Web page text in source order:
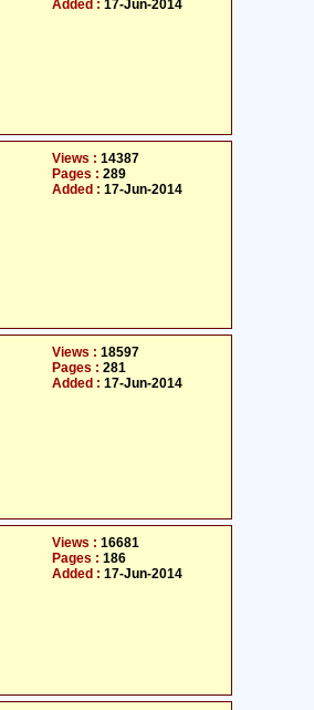
Added : 17-Jun-2014
Views : 14387
Pages : 289
Added : 17-Jun-2014
Views : 18597
Pages : 281
Added : 17-Jun-2014
Views : 16681
Pages : 186
Added : 17-Jun-2014